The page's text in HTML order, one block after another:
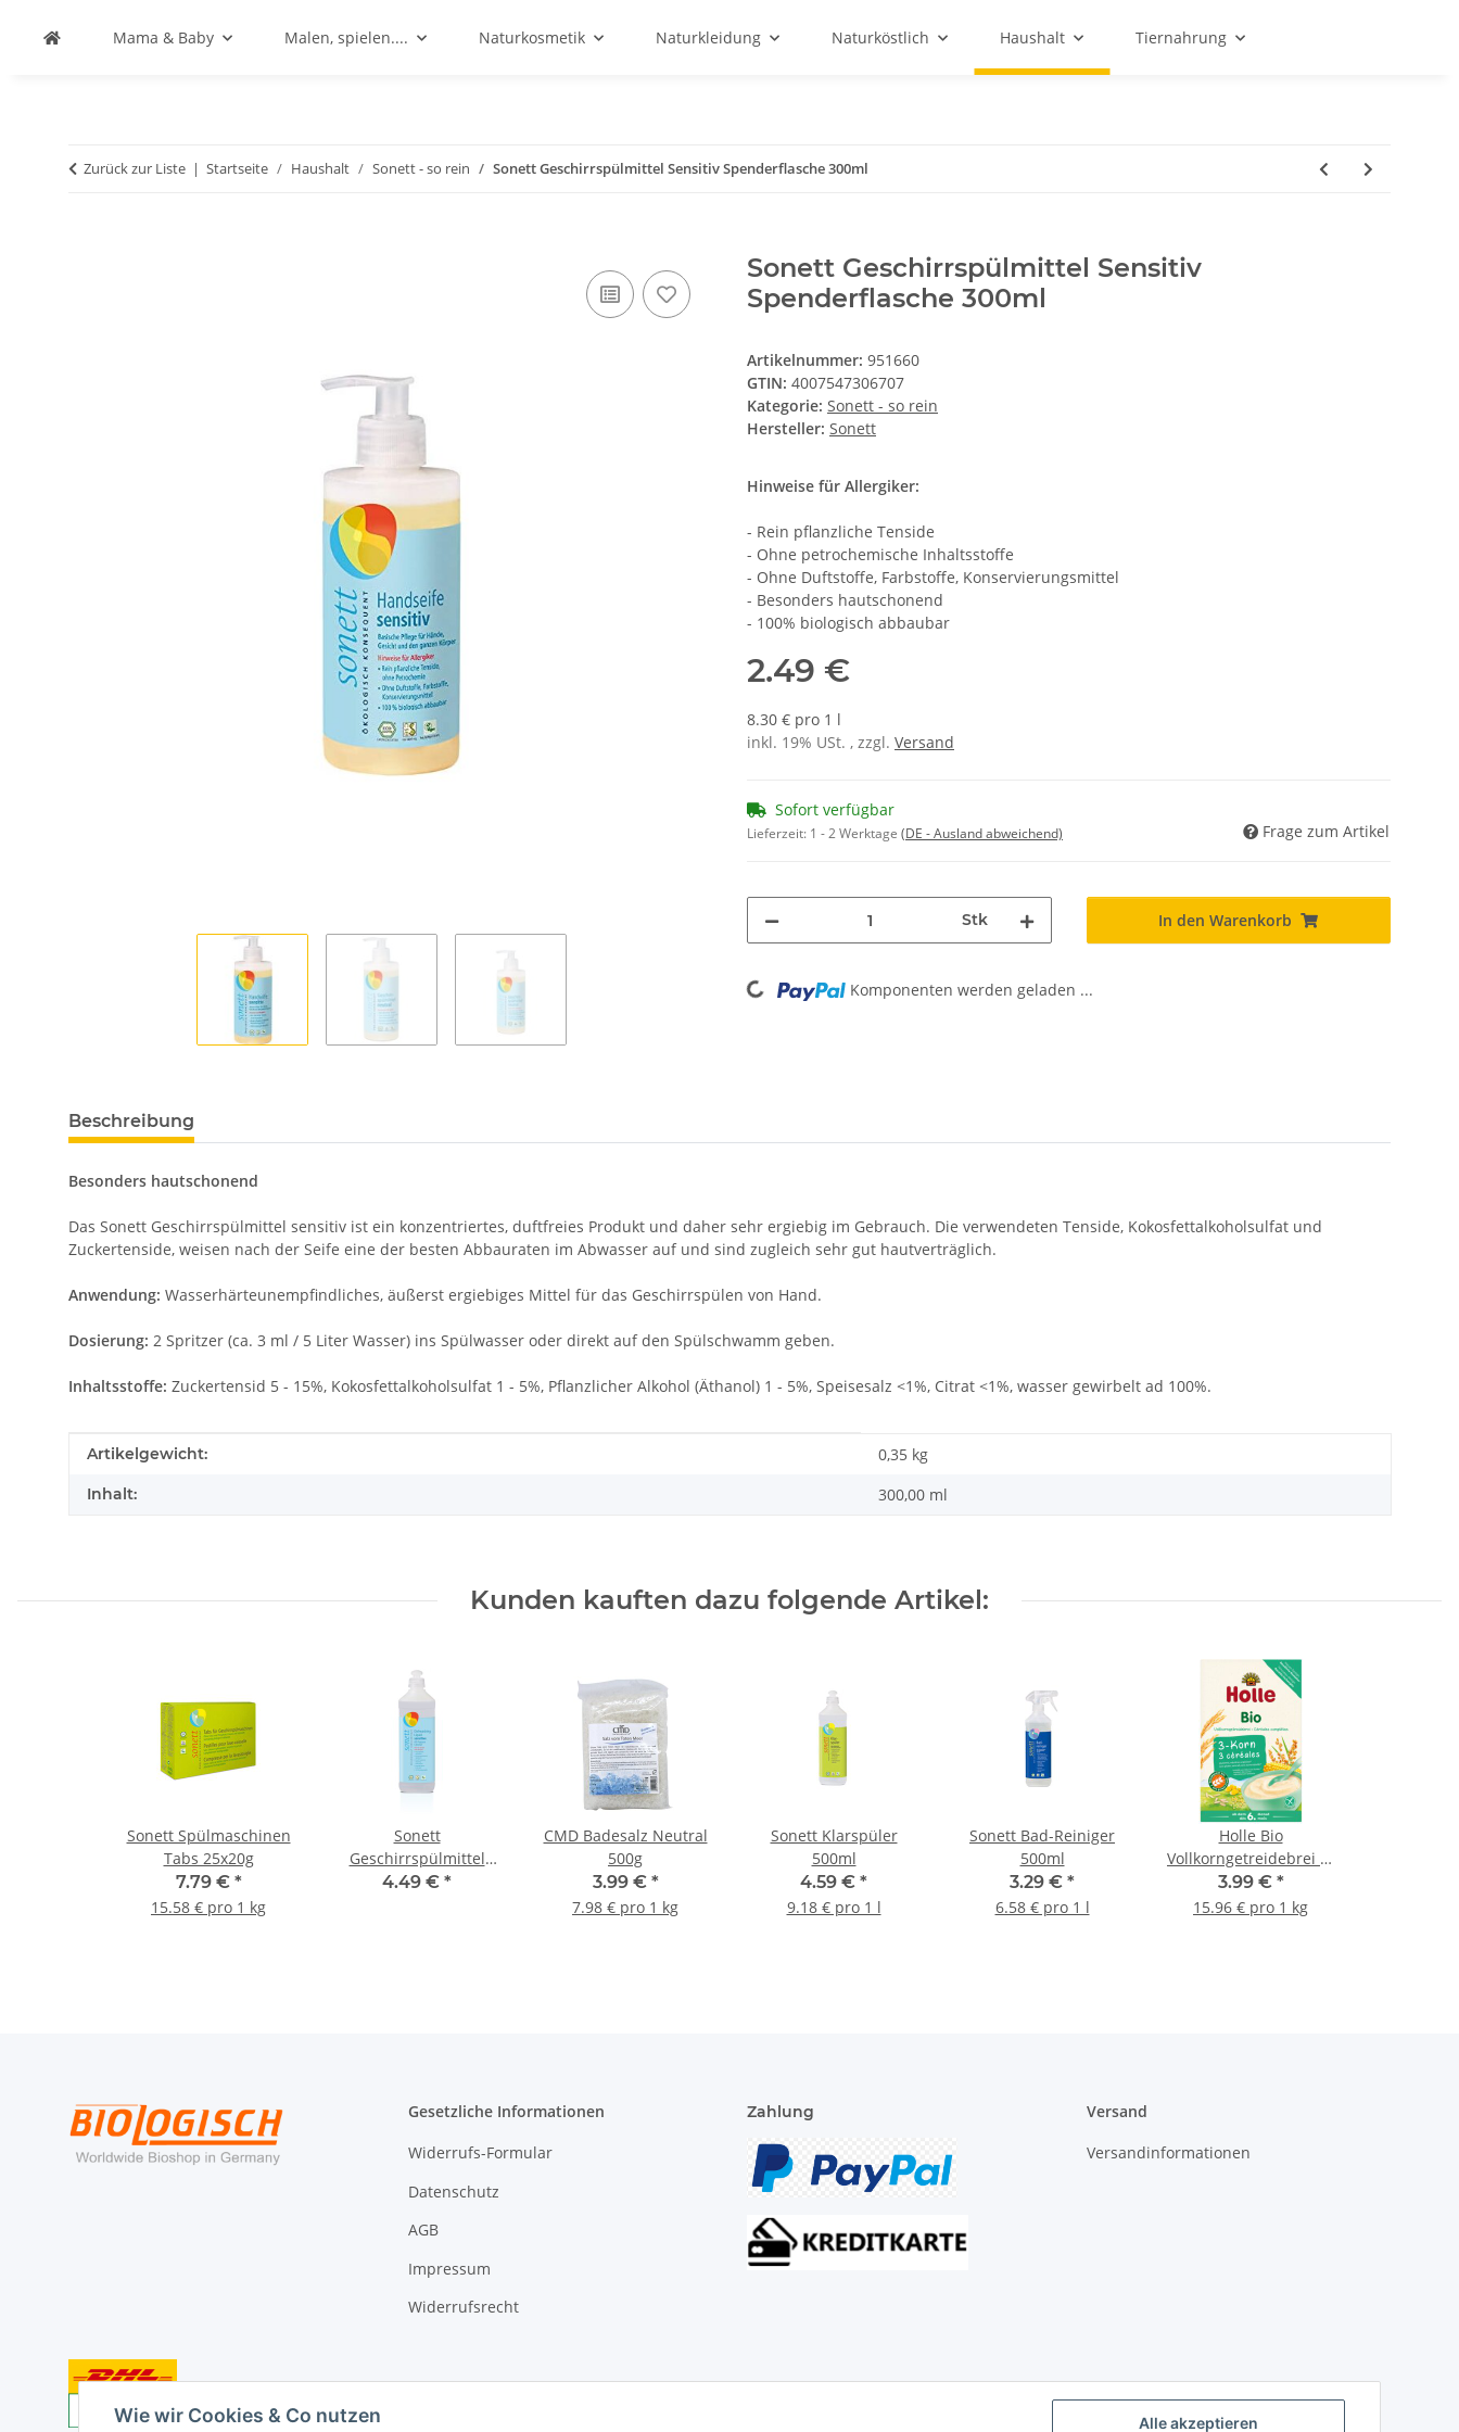
Alle akzeptieren
Wie wir Cookies & Co nutzen
Mama & Baby Malen, spielen.... Naturkosmetik Naturkleidung Naturköstlich Haushalt Tiernahrung
Zurück zur Liste Startseite Haushalt Sonett - so rein Sonett Geschirrspülmittel Sensitiv Spenderflasche 300ml
Sonett Geschirrspülmittel Sensitiv
Spenderflasche 300ml
Artikelnummer: 951660
GTIN: 4007547306707
Kategorie: Sonett - so rein
Hersteller: Sonett
Hinweise für Allergiker:
- Rein pflanzliche Tenside
- Ohne petrochemische Inhaltsstoffe
- Ohne Duftstoffe, Farbstoffe, Konservierungsmittel
- Besonders hautschonend
- 100% biologisch abbaubar
2.49 €
8.30 € pro 1 l
inkl. 19% USt. , zzgl. Versand
Sofort verfügbar
Lieferzeit: 1 - 2 Werktage (DE - Ausland abweichend) Frage zum Artikel
Stk In den Warenkorb
Loading... Komponenten werden geladen ...
Beschreibung
Besonders hautschonend
Das Sonett Geschirrspülmittel sensitiv ist ein konzentriertes, duftfreies Produkt und daher sehr ergiebig im Gebrauch. Die verwendeten Tenside, Kokosfettalkoholsulfat und
Zuckertenside, weisen nach der Seife eine der besten Abbauraten im Abwasser auf und sind zugleich sehr gut hautverträglich.
Anwendung: Wasserhärteunempfindliches, äußerst ergiebiges Mittel für das Geschirrspülen von Hand.
Dosierung: 2 Spritzer (ca. 3 ml / 5 Liter Wasser) ins Spülwasser oder direkt auf den Spülschwamm geben.
Inhaltsstoffe: Zuckertensid 5 - 15%, Kokosfettalkoholsulfat 1 - 5%, Pflanzlicher Alkohol (Äthanol) 1 - 5%, Speisesalz <1%, Citrat <1%, wasser gewirbelt ad 100%.
Produkteigenschaft
Wert
Artikelgewicht: 0,35 kg
Inhalt: 300,00 ml
Kunden kauften dazu folgende Artikel:
Sonett Spülmaschinen
Tabs 25x20g
7.79 € *
15.58 € pro 1 kg
Sonett
Geschirrspülmittel
Sensitiv Nachfüllflasche
4.49 € *
CMD Badesalz Neutral
500g
3.99 € *
7.98 € pro 1 kg
Sonett Klarspüler
500ml
4.59 € *
9.18 € pro 1 l
Sonett Bad-Reiniger
500ml
3.29 € *
6.58 € pro 1 l
Holle Bio
Vollkorngetreidebrei 3-
Korn 250g
3.99 € *
15.96 € pro 1 kg
Gesetzliche Informationen
Widerrufs-Formular
Datenschutz
AGB
Impressum
Widerrufsrecht
Zahlung Versand
Versandinformationen